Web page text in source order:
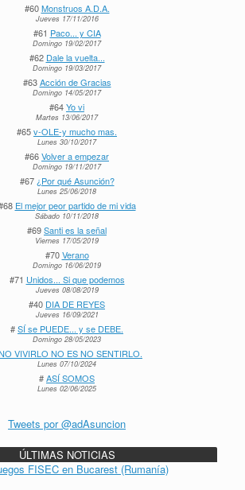
#60Monstruos A.D.A.
Jueves 17/11/2016
#61 Paco... y CIA
Domingo 19/02/2017
#62 Dale la vuelta...
Domingo 19/03/2017
#63Acción de Gracias
Domingo 14/05/2017
#64Yo vi
Martes 13/06/2017
#65v-OLE-y mucho mas.
Lunes 30/10/2017
#66Volver a empezar
Domingo 19/11/2017
#67 ¿Por qué Asunción?
Lunes 25/06/2018
El mejor peor partido de mi vida
Sábado 10/11/2018
#69Santi es la señal
Viernes 17/05/2019
#70Verano
Domingo 16/06/2019
#71 Unidos... Si que podemos
Jueves 08/08/2019
#40 DIA DE REYES
Jueves 16/09/2021
#SÍ se PUEDE... y se DEBE.
Domingo 28/05/2023
VIVIRLO NO ES NO SENTIRLO.
Lunes 07/10/2024
#ASÍ SOMOS
Lunes 02/06/2025
Tweets por @adAsuncion
ÚLTIMAS NOTICIAS
FISEC en Bucarest (Rumanía)